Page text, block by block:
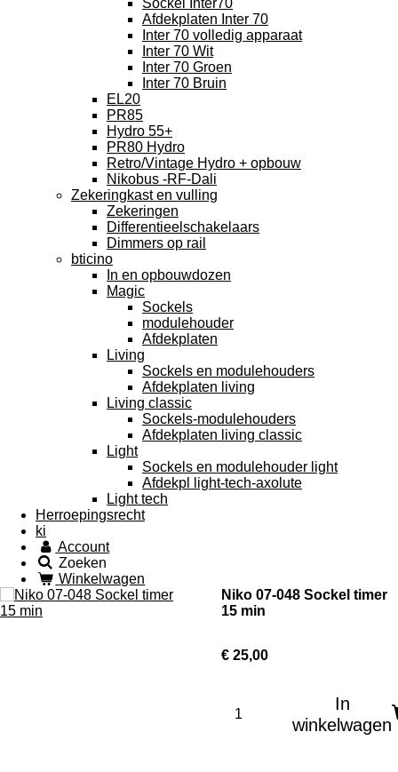
Sockel Inter70
Afdekplaten Inter 70
Inter 70 volledig apparaat
Inter 70 Wit
Inter 70 Groen
Inter 70 Bruin
EL20
PR85
Hydro 55+
PR80 Hydro
Retro/Vintage Hydro + opbouw
Nikobus -RF-Dali
Zekeringkast en vulling
Zekeringen
Differentieelschakelaars
Dimmers op rail
bticino
In en opbouwdozen
Magic
Sockels
modulehouder
Afdekplaten
Living
Sockels en modulehouders
Afdekplaten living
Living classic
Sockels-modulehouders
Afdekplaten living classic
Light
Sockels en modulehouder light
Afdekpl light-tech-axolute
Light tech
Herroepingsrecht
ki
Account
Zoeken
Winkelwagen
Niko 07-048 Sockel timer
15 min
€ 25,00
In
winkelwagen